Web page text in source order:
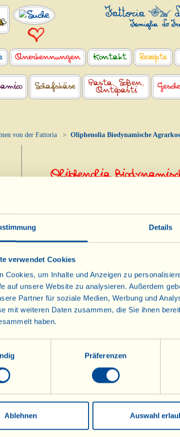
Details
verwendet Cookies
Cookies, um Inhalte und Anzeigen zu
auf unsere Website zu analysieren. Außerdem
Partner für soziale Medien, Werbung und
mit weiteren Daten zusammen, die Sie ihnen
haben.
Präferenzen
Ablehnen Auswahl
Anerkennungen Kontakt Rezepte
Schafskäse
Pasta, Soßen,
Antipasti
von der Fattoria Oliphenolia Biodynamische
Oliphenolia
während der Preisverleihung und
Raritäten
Mostovino (wenig
Alkohol)
Weißweine
Sekt
Sekt Metodo Classico